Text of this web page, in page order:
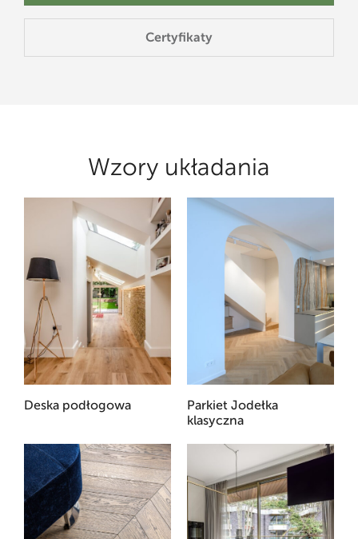
Certyfikaty
Wzory układania
Deska podłogowa
Parkiet Jodełka
klasyczna